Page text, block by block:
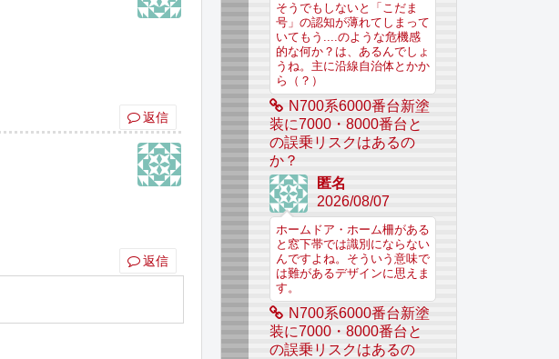
返信
返信
そうでもしないと「こだま
号」の認知が薄れてしまって
いてもう....のような危機感
的な何か？は、あるんでしょ
うね。主に沿線自治体とかか
ら（？）
N700系6000番台新塗
装に7000・8000番台と
の誤乗リスクはあるの
か？
匿名
2026/08/07
ホームドア・ホーム柵がある
と窓下帯では識別にならない
んですよね。そういう意味で
は難があるデザインに思えま
す。
N700系6000番台新塗
装に7000・8000番台と
の誤乗リスクはあるの